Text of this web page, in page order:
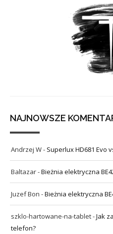
NAJNOWSZE
Andrzej W- Superlux HD681 Evo
Baltazar-Bieżnia elektryczna
Juzef Bon -Bieżnia elektryczna
szklo-hartowane-na-tablet-Jak
telefon?